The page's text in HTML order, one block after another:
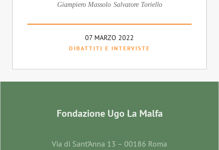
Giampiero Massolo Salvatore Toriello
07 MARZO 2022
DIBATTITI E INTERVISTE
Fondazione Ugo La Malfa
Via di Sant’Anna 13 – 00186 Roma